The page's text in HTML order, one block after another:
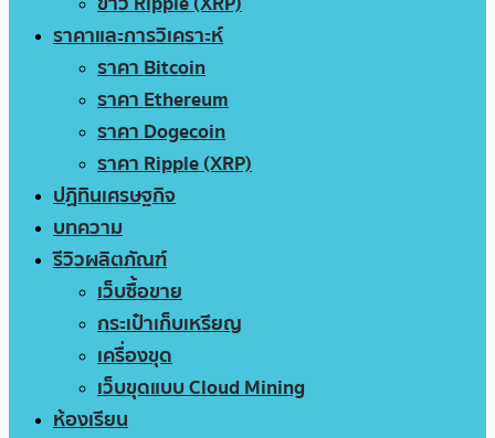
ราคาและการวิเคราะห์
ราคา Bitcoin
ราคา Ethereum
ราคา Dogecoin
ราคา Ripple (XRP)
ปฏิทินเศรษฐกิจ
บทความ
รีวิวผลิตภัณฑ์
เว็บซื้อขาย
กระเป๋าเก็บเหรียญ
เครื่องขุด
เว็บขุดแบบ Cloud Mining
ห้องเรียน